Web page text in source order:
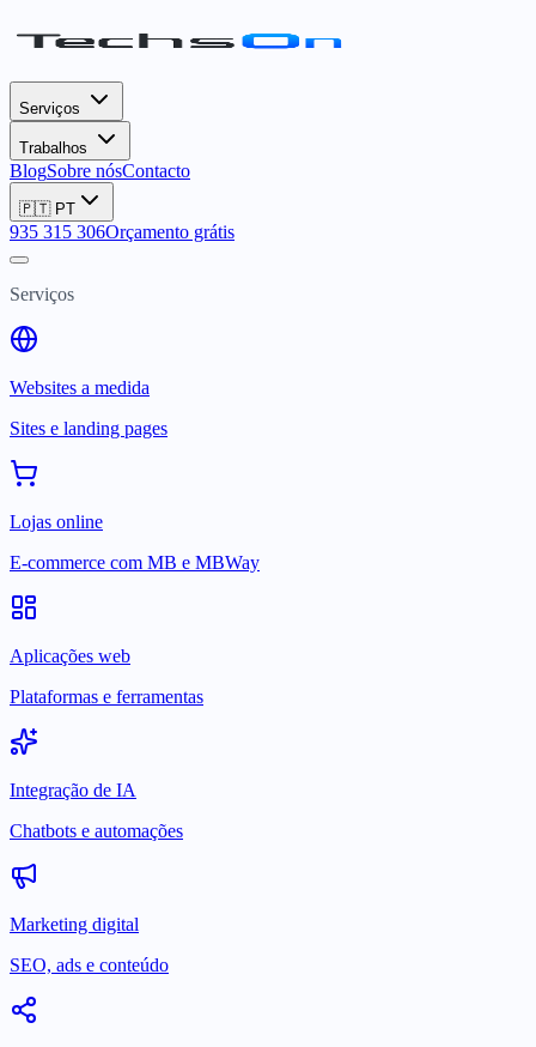
Serviços
Trabalhos
BlogSobre nósContacto
🇵🇹 PT
935 315 306Orçamento grátis
Serviços
Websites a medida
Sites e landing pages
Lojas online
E-commerce com MB e MBWay
Aplicações web
Plataformas e ferramentas
Integração de IA
Chatbots e automações
Marketing digital
SEO, ads e conteúdo